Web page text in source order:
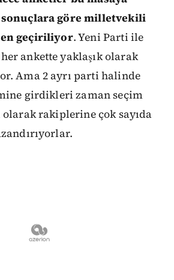
sonuçlara göre milletvekili
geçiriliyor. Yeni Parti ile
ankette yaklaşık olarak
Ama 2 ayrı parti halinde
girdikleri zaman seçim
rakiplerine çok sayıda